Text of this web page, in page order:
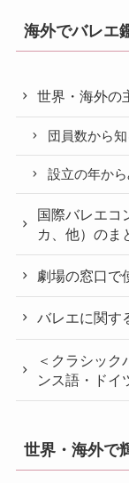
海外でバレエ
世界・海外の
団員数から
設立の年か
国際バレエコ
カ、他）のま
劇場の窓口で
バレエに関す
＜クラシック
ンス語・ドイ
世界・海外で